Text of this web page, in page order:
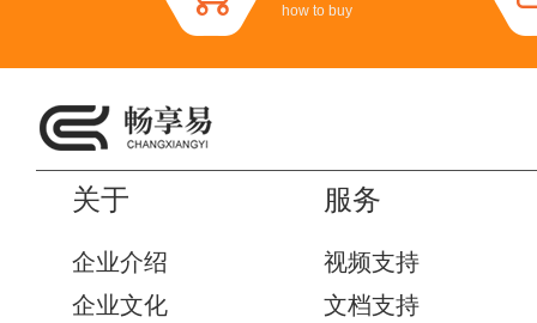
how to buy
关于
企业介绍
企业文化
服务
视频支持
文档支持